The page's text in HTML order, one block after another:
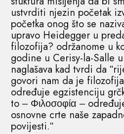
ustvrditi njezin početak
početka onog što se
upravo Heidegger u
filozofija? održanome u
godine u Cerisy-la-Salle
naglašava kad tvrdi da
govori nam da je
određuje egzistenciju
to ‒ Φιλοσοφία ‒
osnovne crte naše
povijesti.ʺ